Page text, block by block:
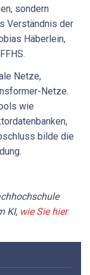
sondern
Verständnis der
Häberlein,
Netze,
Netze.
wie
bilde die
KI, wie Sie hier